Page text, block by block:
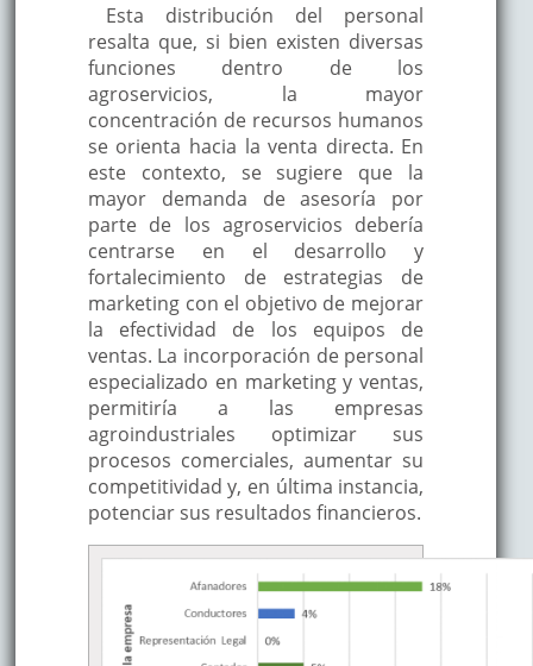
Esta distribución del personal
resalta que, si bien existen diversas
funciones dentro de los
agroservicios, la mayor
concentración de recursos humanos
se orienta hacia la venta directa. En
este contexto, se sugiere que la
mayor demanda de asesoría por
parte de los agroservicios debería
centrarse en el desarrollo y
fortalecimiento de estrategias de
marketing con el objetivo de mejorar
la efectividad de los equipos de
ventas. La incorporación de personal
especializado en marketing y ventas,
permitiría a las empresas
agroindustriales optimizar sus
procesos comerciales, aumentar su
competitividad y, en última instancia,
potenciar sus resultados financieros.